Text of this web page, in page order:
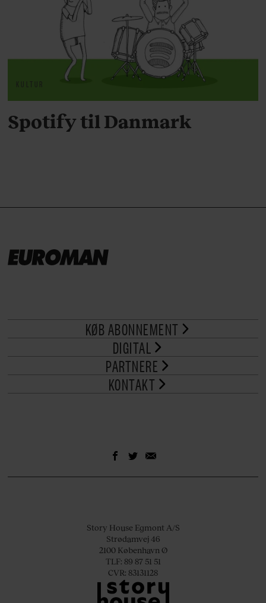
KULTUR
Spotify til Danmark
KØB ABONNEMENT
DIGITAL
PARTNERE
KONTAKT
Story House Egmont A/S
Strødamvej 46
2100 København Ø
TLF: 89 87 51 51
CVR: 83131128